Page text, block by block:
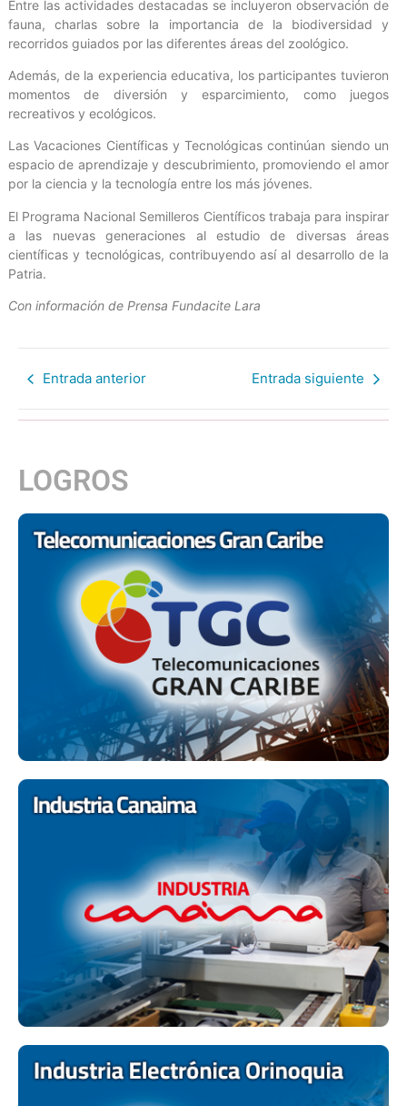
Entre las actividades destacadas se incluyeron observación de
fauna, charlas sobre la importancia de la biodiversidad y
recorridos guiados por las diferentes áreas del zoológico.
Además, de la experiencia educativa, los participantes tuvieron
momentos de diversión y esparcimiento, como juegos
recreativos y ecológicos.
Las Vacaciones Científicas y Tecnológicas continúan siendo un
espacio de aprendizaje y descubrimiento, promoviendo el amor
por la ciencia y la tecnología entre los más jóvenes.
El Programa Nacional Semilleros Científicos trabaja para inspirar
a las nuevas generaciones al estudio de diversas áreas
científicas y tecnológicas, contribuyendo así al desarrollo de la
Patria.
Con información de Prensa Fundacite Lara
Entrada anterior Entrada siguiente
LOGROS